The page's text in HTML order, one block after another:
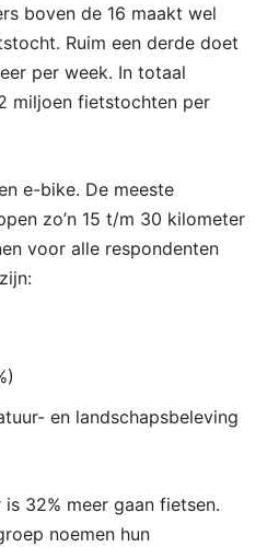
boven de 16 maakt wel
Ruim een derde doet
per week. In totaal
miljoen fietstochten per
e-bike. De meeste
zo’n 15 t/m 30 kilometer
voor alle respondenten
en landschapsbeleving
32% meer gaan fietsen.
noemen hun